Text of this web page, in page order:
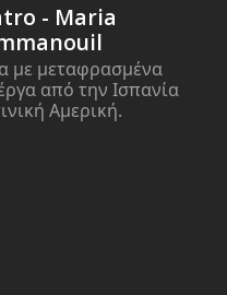
- Maria
με μεταφρασμένα
από την Ισπανία
Αμερική.